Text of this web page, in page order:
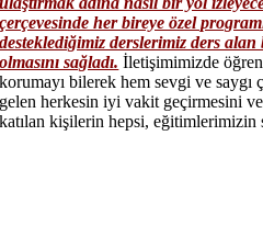
çerçevesinde her bireye özel
desteklediğimiz derslerimiz ders
olmasını sağladı. İletişimimizde
korumayı bilerek hem sevgi ve saygı
gelen herkesin iyi vakit geçirmesini ve
katılan kişilerin hepsi, eğitimlerimizin